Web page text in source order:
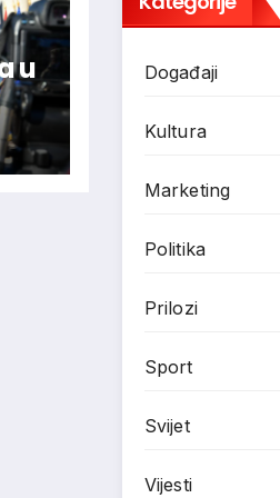
u Događaji
Kultura
Marketing
Politika
Prilozi
Sport
Svijet
Vijesti